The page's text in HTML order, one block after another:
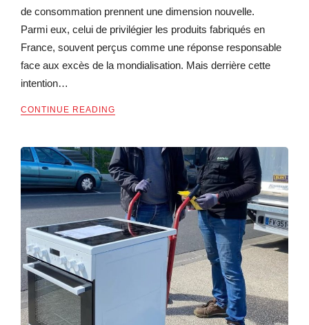
de consommation prennent une dimension nouvelle.
Parmi eux, celui de privilégier les produits fabriqués en
France, souvent perçus comme une réponse responsable
face aux excès de la mondialisation. Mais derrière cette
intention…
CONTINUE READING